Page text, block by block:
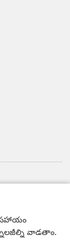
సహాయం
వాడతాం.